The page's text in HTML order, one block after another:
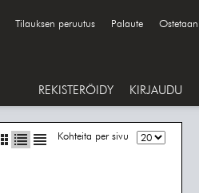
Tilauksen peruutus Palaute Ostetaan
REKISTERÖIDY KIRJAUDU
Kohteita per sivu